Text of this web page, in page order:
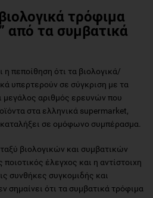
τρόφιμα
από τα συμβατικά
η πεποίθηση ότι τα βιολογικά/
υπερτερούν σε σύγκριση με τα
μεγάλος αριθμός ερευνών που
στα ελληνικά supermarket,
σε ομόφωνο συμπέρασμα.
βιολογικών και συμβατικών
έλεγχος και η αντίστοιχη
συνθήκες συγκομιδής και
σημαίνει ότι τα συμβατικά τρόφιμα